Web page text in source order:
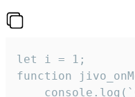
let i = 1;
function